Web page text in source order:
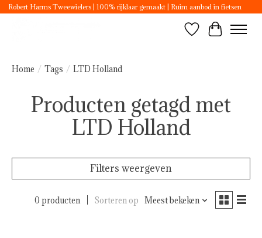
Robert Harms Tweewielers | 100% rijklaar gemaakt | Ruim aanbod in fietsen
Verlanglijst
Home / Tags / LTD Holland
Producten getagd met
LTD Holland
Filters weergeven
0 producten Sorteren op Meest bekeken